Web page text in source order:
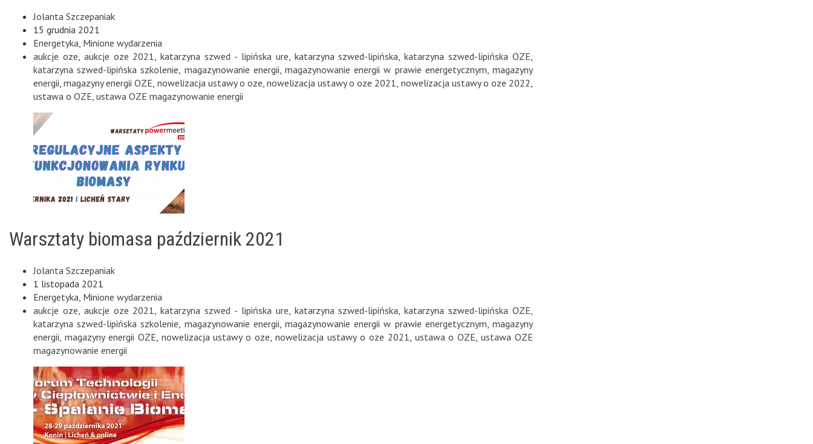
Jolanta Szczepaniak
15 grudnia 2021
Energetyka, Minione wydarzenia
aukcje oze, aukcje oze 2021,katarzyna szwed - lipińska ure, katarzyna szwed-lipińska,katarzyna szwed-lipińska OZE,
katarzyna szwed-lipińska szkolenie, magazynowanie energii,magazynowanie energii w prawie energetycznym,magazyny
energii,magazyny energii OZE, nowelizacja ustawy o oze, nowelizacja ustawy o oze 2021, nowelizacja ustawy o oze 2022,
ustawa o OZE, ustawa OZE magazynowanie energii
Warsztaty biomasa październik 2021
Jolanta Szczepaniak
1 listopada 2021
Energetyka, Minione wydarzenia
aukcje oze, aukcje oze 2021,katarzyna szwed - lipińska ure, katarzyna szwed-lipińska,katarzyna szwed-lipińska OZE,
katarzyna szwed-lipińska szkolenie, magazynowanie energii,magazynowanie energii w prawie energetycznym,magazyny
energii, magazyny energii OZE, nowelizacja ustawy o oze,nowelizacja ustawy o oze 2021, ustawa o OZE,ustawa OZE
magazynowanie energii